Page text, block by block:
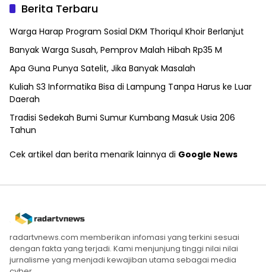
Berita Terbaru
Warga Harap Program Sosial DKM Thoriqul Khoir Berlanjut
Banyak Warga Susah, Pemprov Malah Hibah Rp35 M
Apa Guna Punya Satelit, Jika Banyak Masalah
Kuliah S3 Informatika Bisa di Lampung Tanpa Harus ke Luar
Daerah
Tradisi Sedekah Bumi Sumur Kumbang Masuk Usia 206
Tahun
Cek artikel dan berita menarik lainnya di Google News
radartvnews.com memberikan infomasi yang terkini sesuai
dengan fakta yang terjadi. Kami menjunjung tinggi nilai nilai
jurnalisme yang menjadi kewajiban utama sebagai media